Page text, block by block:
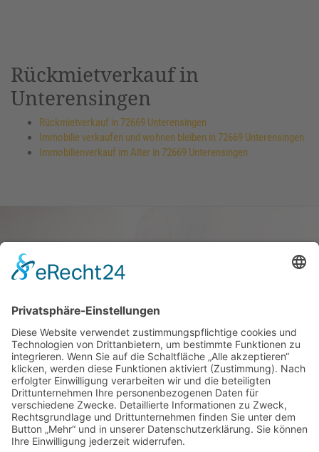
Rückmietverkauf in
Unterensingen
Rückmietverkauf in 72669 Unterensingen
Immobilie verkaufen und wohnen bleiben in 72669 Unterensingen
Immobilienverkauf im Alter in 72669 Unterensingen
verkaufen und darin
wohnen bleiben
Verkaufen Sie Ihr Haus oder Ihre
Eigen­tums­woh­nung und bleiben Sie
darin wohnen.
Jetzt Ermittlung starten »